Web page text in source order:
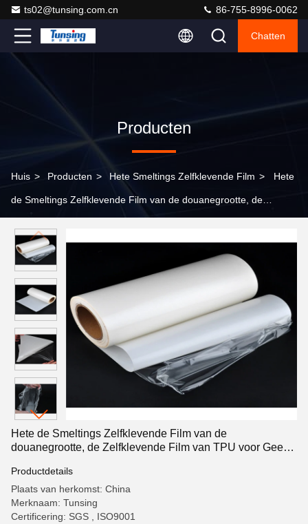
ts02@tunsing.com.cn 86-755-8996-0062
Chatten
Producten
Huis > Producten > Hete Smeltings Zelfklevende Film > Hete
de Smeltings Zelfklevende Film van de douanegrootte, de
Hete de Smeltings Zelfklevende Film van de
douanegrootte, de Zelfklevende Film van TPU voor Geen
Productdetails
Plaats van herkomst: China
Merknaam: Tunsing
Certificering: SGS , ISO9001